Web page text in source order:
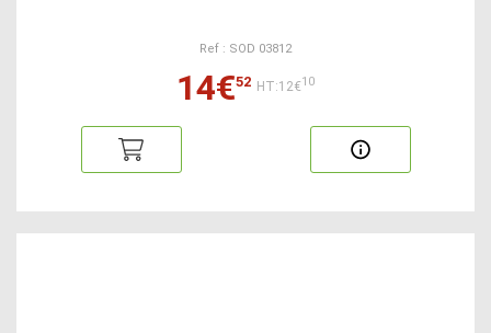
Ref : SOD 03812
14€52 HT:12€10